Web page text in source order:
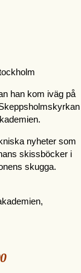
han kom iväg på
nyheter som
skissböcker i
skugga.